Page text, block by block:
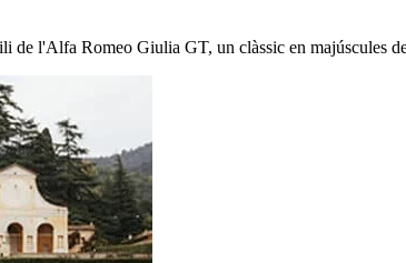
de l'Alfa Romeo Giulia GT, un clàssic en majúscules